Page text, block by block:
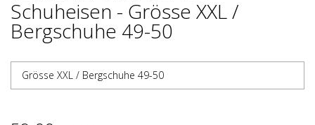
Schuheisen - Grösse XXL /
Bergschuhe 49-50
Grösse XXL / Bergschuhe 49-50